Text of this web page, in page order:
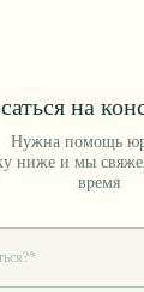
на
Нужна помощь
ниже и мы
время